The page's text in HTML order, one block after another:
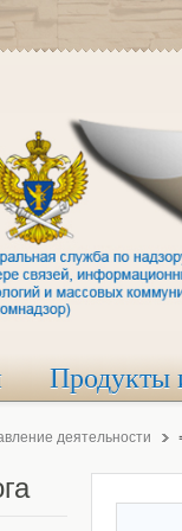
Продукты
деятельности